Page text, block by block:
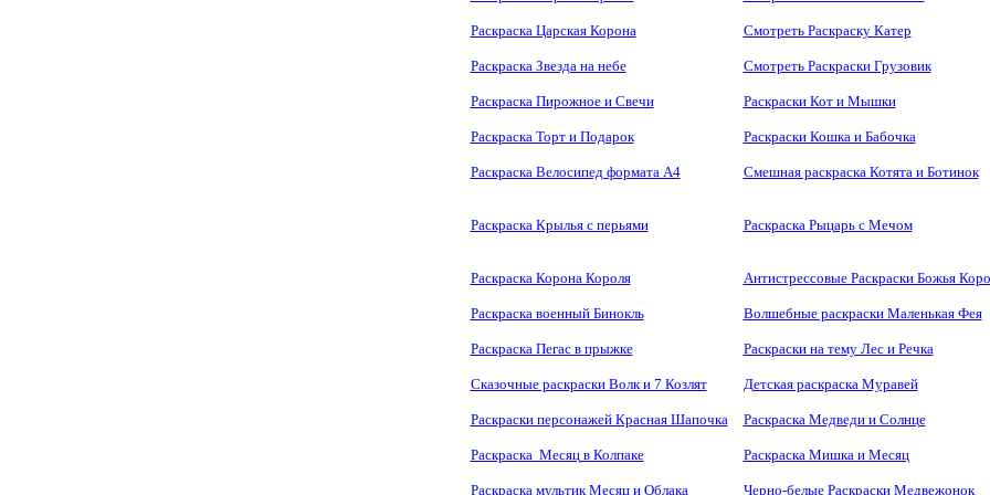
Раскраска Царская Корона Смотреть Раскраску Катер
Раскраска Звезда на небе Смотреть Раскраски Грузовик
Раскраска Пирожное и Свечи Раскраски Кот и Мышки
Раскраска Торт и Подарок Раскраски Кошка и Бабочка
Раскраска Велосипед формата А4 Смешная раскраска Котята и Ботинок
Раскраска Крылья с перьями Раскраска Рыцарь с Мечом
Раскраска Корона Короля Антистрессовые Раскраски Божья
Раскраска военный Бинокль Волшебные раскраски Маленькая Фея
Раскраска Пегас в прыжке Раскраски на тему Лес и Речка
Сказочные раскраски Волк и 7 Козлят Детская раскраска Муравей
Раскраски персонажей Красная Шапочка Раскраска Медведи и Солнце
Раскраска Месяц в Колпаке Раскраска Мишка и Месяц
Раскраска мультик Месяц и Облака Черно-белые Раскраски Медвежонок